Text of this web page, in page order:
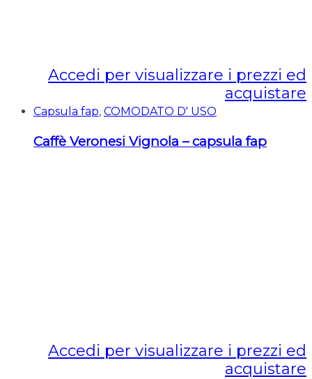
Accedi per visualizzare i prezzi ed
acquistare
Capsula fap, COMODATO D' USO
Caffè Veronesi Vignola – capsula fap
Accedi per visualizzare i prezzi ed
acquistare